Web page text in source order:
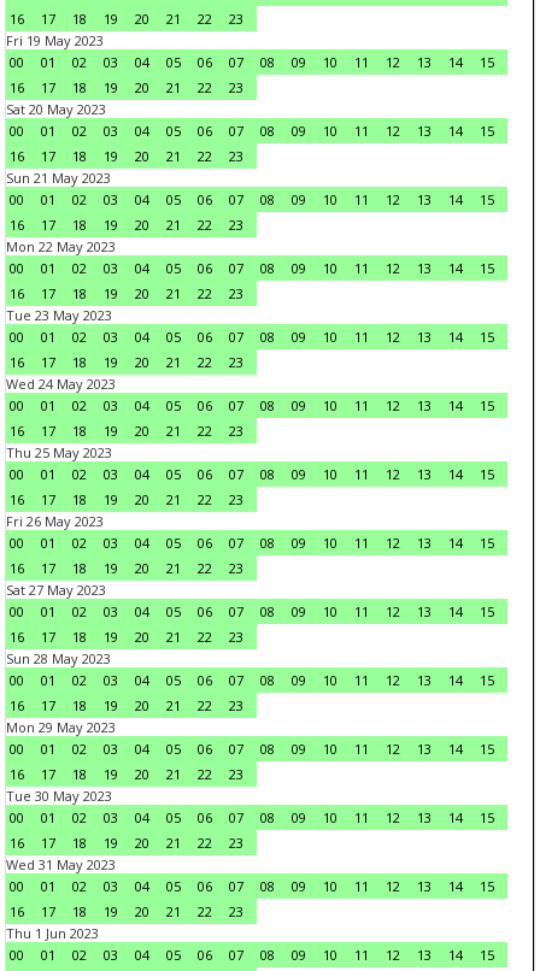
16
17 18 19 20 21 22
23
Fri 19 May 2023
00
01 02 03 04 05 06 07 08 09 10 11 12 13 14
15
16
17 18 19 20 21 22
23
Sat 20 May 2023
00
01 02 03 04 05 06 07 08 09 10 11 12 13 14
15
16
17 18 19 20 21 22
23
Sun 21 May 2023
00
01 02 03 04 05 06 07 08 09 10 11 12 13 14
15
16
17 18 19 20 21 22
23
Mon 22 May 2023
00
01 02 03 04 05 06 07 08 09 10 11 12 13 14
15
16
17 18 19 20 21 22
23
Tue 23 May 2023
00
01 02 03 04 05 06 07 08 09 10 11 12 13 14
15
16
17 18 19 20 21 22
23
Wed 24 May 2023
00
01 02 03 04 05 06 07 08 09 10 11 12 13 14
15
16
17 18 19 20 21 22
23
Thu 25 May 2023
00
01 02 03 04 05 06 07 08 09 10 11 12 13 14
15
16
17 18 19 20 21 22
23
Fri 26 May 2023
00
01 02 03 04 05 06 07 08 09 10 11 12 13 14
15
16
17 18 19 20 21 22
23
Sat 27 May 2023
00
01 02 03 04 05 06 07 08 09 10 11 12 13 14
15
16
17 18 19 20 21 22
23
Sun 28 May 2023
00
01 02 03 04 05 06 07 08 09 10 11 12 13 14
15
16
17 18 19 20 21 22
23
Mon 29 May 2023
00
01 02 03 04 05 06 07 08 09 10 11 12 13 14
15
16
17 18 19 20 21 22
23
Tue 30 May 2023
00
01 02 03 04 05 06 07 08 09 10 11 12 13 14
15
16
17 18 19 20 21 22
23
Wed 31 May 2023
00
01 02 03 04 05 06 07 08 09 10 11 12 13 14
15
16
17 18 19 20 21 22
23
Thu 1 Jun 2023
00
01 02 03 04 05 06 07 08 09 10 11 12 13 14
15